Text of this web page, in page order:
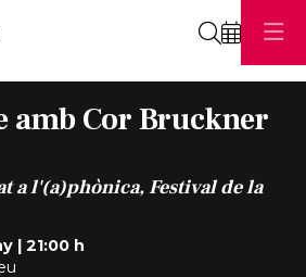
amb Cor Bruckner
a l'(a)phònica, Festival de la
| 21:00 h